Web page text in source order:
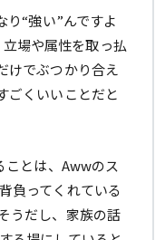
“強い”んですよ
場や属性を取っ払
けでぶつかり合え
ごくいいことだと
ことは、Awwのス
負ってくれている
うだし、家族の話